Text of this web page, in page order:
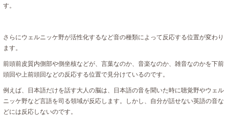
す。
さらにウェルニッケ野が活性化するなど音の種類によって反応する位置が変わり
ます。
前頭前皮質内側部や側坐核などが、言葉なのか、音楽なのか、雑音なのかを下前
頭回や上前頭回などの反応する位置で見分けているのです。
例えば、日本語だけを話す大人の脳は、日本語の音を聞いた時に聴覚野やウェル
ニッケ野など言語を司る領域が反応します。しかし、自分が話せない英語の音な
どには反応しないのです。